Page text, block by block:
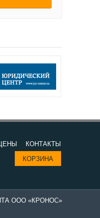
КОНТАКТЫ
КОРЗИНА
ООО «КРОНОС»
в компании "Все печати